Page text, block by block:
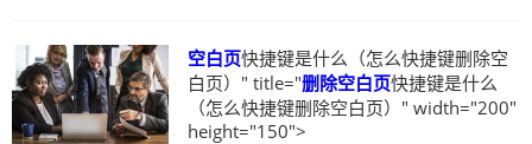
空白页快捷键是什么（怎么快捷键删除空
白页）" title="删除空白页快捷键是什么
（怎么快捷键删除空白页）" width="200"
height="150">